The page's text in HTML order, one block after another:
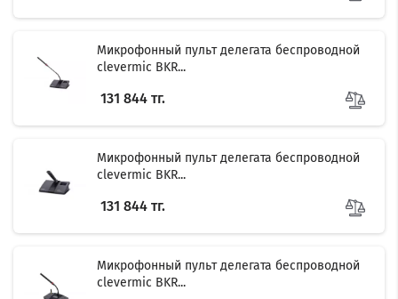
Микрофонный пульт делегата беспроводной
clevermic BKR...
131 844 тг.
Микрофонный пульт делегата беспроводной
clevermic BKR...
131 844 тг.
Микрофонный пульт делегата беспроводной
clevermic BKR...